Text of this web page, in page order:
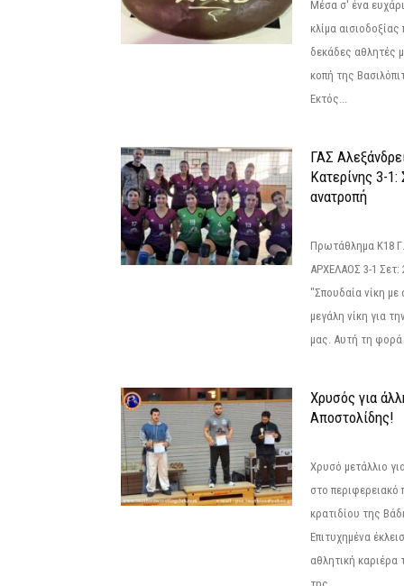
Μέσα σ' ένα
κλίμα
δεκάδες αθλητές
κοπή της
Εκτός...
ΓΑΣ
Κατερίνης 3-1:
ανατροπή
Πρωτάθλημα Κ18
ΑΡΧΕΛΑΟΣ 3-1 Σετ:
"Σπουδαία νίκη
μεγάλη νίκη για
μας. Αυτή τη φορά
Χρυσός για
Αποστολίδης!
Χρυσό μετάλλιο
στο
κρατιδίου της
Επιτυχημένα
αθλητική καριέρα